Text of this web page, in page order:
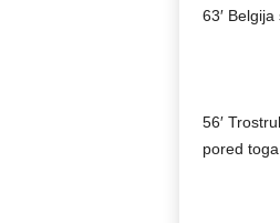
63′
56′
pored